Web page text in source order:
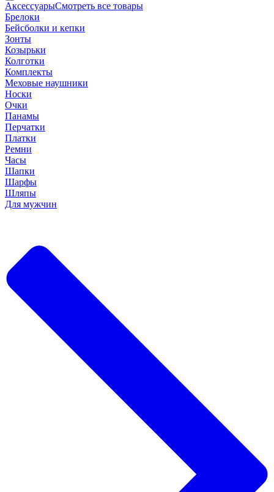
АксессуарыСмотреть все товары
Брелоки
Бейсболки и кепки
Зонты
Козырьки
Колготки
Комплекты
Меховые наушники
Носки
Очки
Панамы
Перчатки
Платки
Ремни
Часы
Шапки
Шарфы
Шляпы
Для мужчин